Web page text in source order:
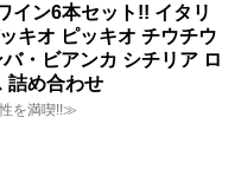
イン6本セット!! イタリ
キオ ピッキオ チウチウ
・ビアンカ シチリア ロ
詰め合わせ
を満喫!!≫